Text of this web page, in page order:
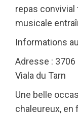
repas convivial
musicale
Informations
Adresse : 3706
Viala du Tarn
Une belle
chaleureux, en